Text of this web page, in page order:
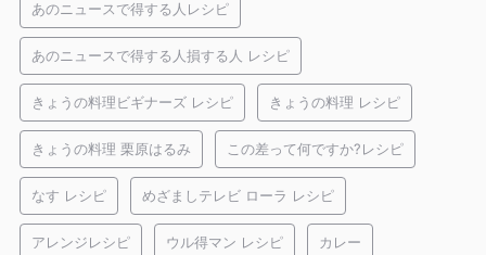
あのニュースで得する人レシピ
あのニュースで得する人損する人 レシピ
きょうの料理ビギナーズ レシピ きょうの料理 レシピ
きょうの料理 栗原はるみ この差って何ですか?レシピ
なす レシピ めざましテレビ ローラ レシピ
アレンジレシピ ウル得マン レシピ カレー